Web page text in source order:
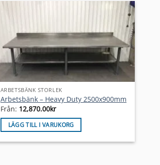
ARBETSBÄNK STORLEK
Arbetsbänk – Heavy Duty 2500x900mm
Från: 12,870.00kr
LÄGG TILL I VARUKORG